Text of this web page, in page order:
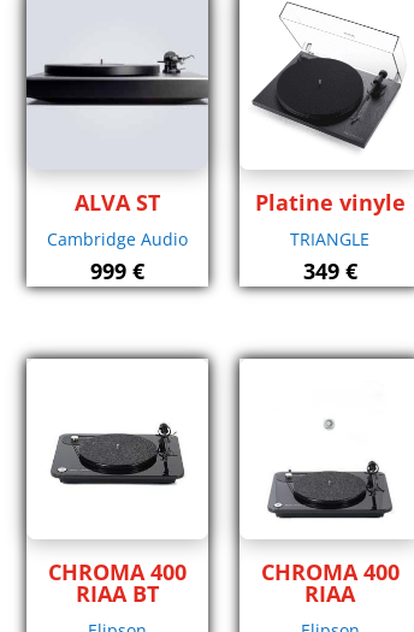
ALVA ST
Cambridge Audio
999€
Platine vinyle
TRIANGLE
349 €
CHROMA 400
RIAA BT
CHROMA 400
RIAA